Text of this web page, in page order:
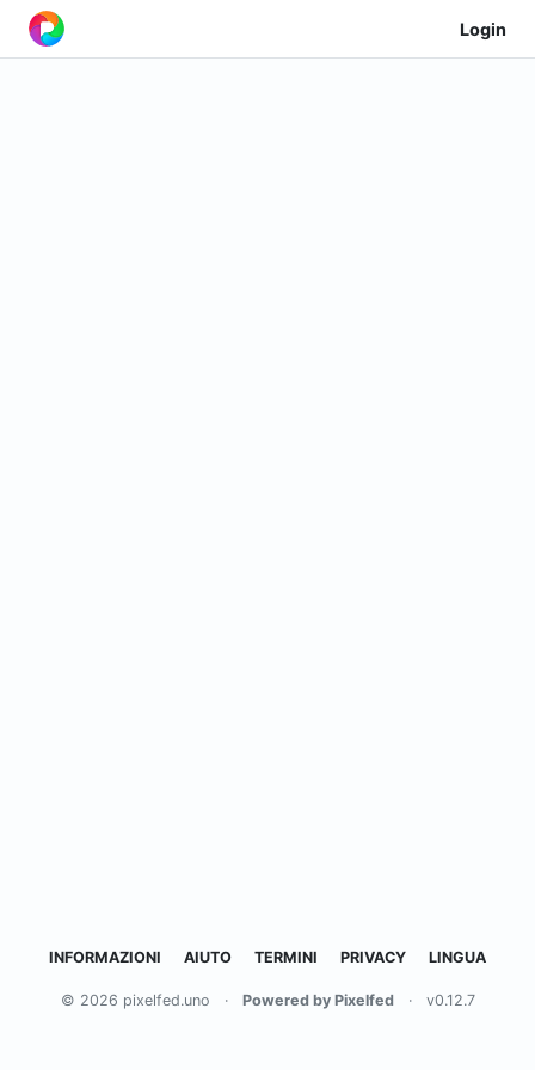
Login
INFORMAZIONI AIUTO TERMINI PRIVACY LINGUA
© 2026 pixelfed.uno · Powered by Pixelfed · v0.12.7